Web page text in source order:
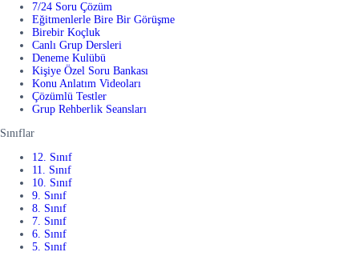
7/24 Soru Çözüm
Eğitmenlerle Bire Bir Görüşme
Birebir Koçluk
Canlı Grup Dersleri
Deneme Kulübü
Kişiye Özel Soru Bankası
Konu Anlatım Videoları
Çözümlü Testler
Grup Rehberlik Seansları
Sınıflar
12. Sınıf
11. Sınıf
10. Sınıf
9. Sınıf
8. Sınıf
7. Sınıf
6. Sınıf
5. Sınıf